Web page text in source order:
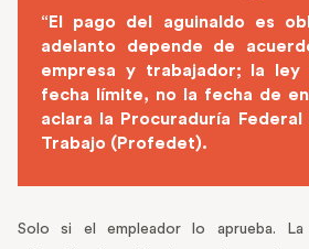
“El pago del aguinaldo es
adelanto depende de
empresa y trabajador; la ley
fecha límite, no la fecha de
aclara la Procuraduría
Trabajo (Profedet).
Solo si el empleador lo aprueba. La